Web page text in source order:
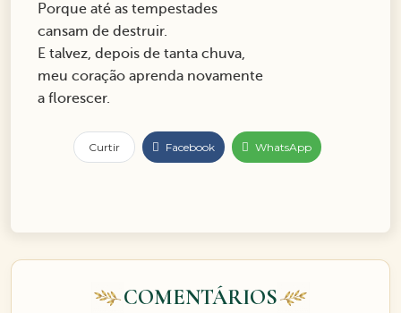
Porque até as tempestades
cansam de destruir.
E talvez, depois de tanta chuva,
meu coração aprenda novamente
a florescer.
Curtir Facebook WhatsApp
COMENTÁRIOS